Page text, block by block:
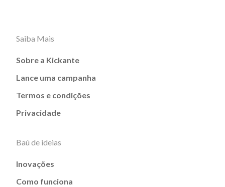
Saiba Mais
Sobre a Kickante
Lance uma campanha
Termos e condições
Privacidade
Baú de ideias
Inovações
Como funciona